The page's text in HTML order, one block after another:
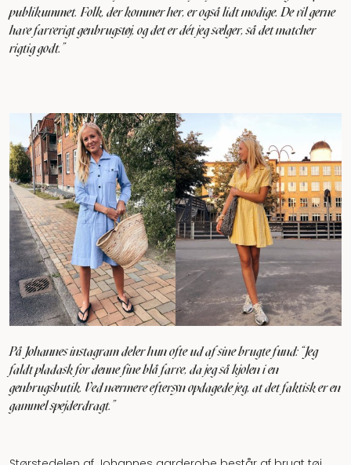
publikummet. Folk, der kommer her, er også lidt modige. De vil gerne
have farverigt genbrugstøj, og det er dét jeg sælger, så det matcher
rigtig godt.”
På Johannes instagram deler hun ofte ud af sine brugte fund: "Jeg
faldt pladask for denne fine blå farve, da jeg så kjolen i en
genbrugsbutik. Ved nærmere eftersyn opdagede jeg, at det faktisk er en
gammel spejderdragt.”